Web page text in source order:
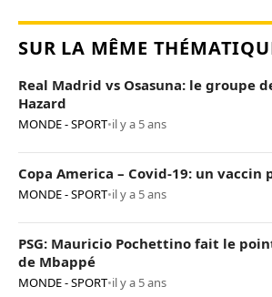
SUR LA MÊME
Real Madrid vs Osasuna: le groupe
Hazard
MONDE - SPORT•il y a 5 ans
Copa America – Covid-19: un vaccin
MONDE - SPORT•il y a 5 ans
PSG: Mauricio Pochettino fait le
de Mbappé
MONDE - SPORT•il y a 5 ans